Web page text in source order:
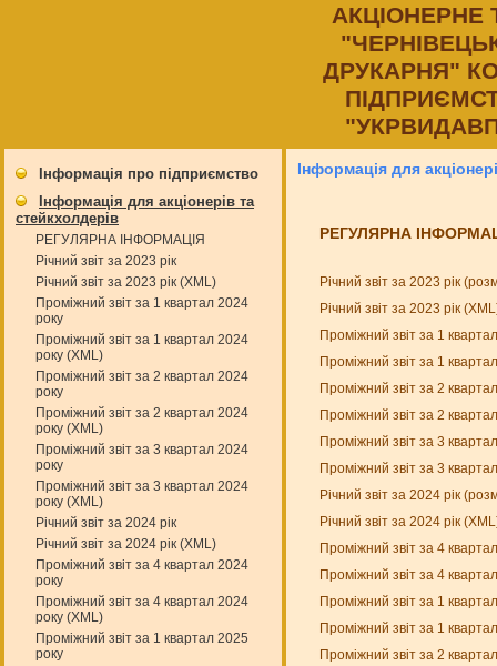
АКЦIОНЕРНЕ
ДРУКАРНЯ"
Інформація про підприємство
Інформація для акціонерів та
стейкхолдерів
РЕГУЛЯРНА ІНФОРМАЦІЯ
Річний звіт за 2023 рік
Річний звіт за 2023 рік (XML)
Проміжний звіт за 1 квартал 2024
року
Проміжний звіт за 1 квартал 2024
року (XML)
Проміжний звіт за 2 квартал 2024
року
Проміжний звіт за 2 квартал 2024
року (XML)
Проміжний звіт за 3 квартал 2024
року
Проміжний звіт за 3 квартал 2024
року (XML)
Річний звіт за 2024 рік
Річний звіт за 2024 рік (XML)
Проміжний звіт за 4 квартал 2024
року
Проміжний звіт за 4 квартал 2024
року (XML)
Проміжний звіт за 1 квартал 2025
року
Інформація для
РЕГУЛЯРНА
Річний звіт за 2023 рік
Річний звіт за 2023 рік
Проміжний звіт за 1
Проміжний звіт за 1
Проміжний звіт за 2
Проміжний звіт за 2
Проміжний звіт за 3
Проміжний звіт за 3
Річний звіт за 2024 рік
Річний звіт за 2024 рік
Проміжний звіт за 4
Проміжний звіт за 4
Проміжний звіт за 1
Проміжний звіт за 1
Проміжний звіт за 2